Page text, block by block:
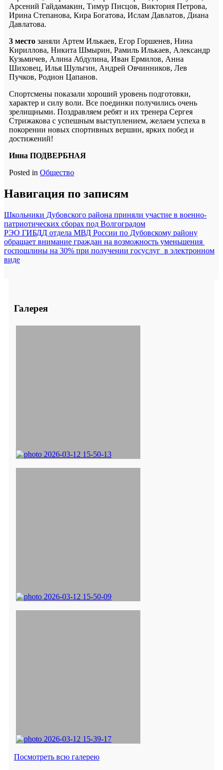
Арсений Гайдамакин, Тимур Писцов, Виктория Петрова,
Ирина Степанова, Кира Богатова, Ислам Давлатов, Диана
Давлатова.
3 место заняли Артем Илькаев, Егор Горшенев, Нина
Кириллова, Никита Шмырин, Рамиль Илькаев, Александр
Кузьмичев, Алина Абдулина, Иван Ермилов, Анна
Шиховец, Илья Шульгин, Андрей Овчинников, Лев
Пучков, Родион Цапанов.
Спортсмены показали хороший уровень подготовки,
характер и силу воли. Все поединки получились очень
зрелищными. Поздравляем ребят и их тренера Сергея
Стрижакова с успешным выступлением, желаем успеха в
покорении новых спортивных вершин, ярких побед и
достижений!
Инна ПОДВЕРБНАЯ
Posted in Общество
Навигация по записям
Школьники Дубовского района приняли участие в военно-
патриотических сборах под Волгоградом
РЭО ГИБДД отдела МВД России по Дубовскому району
обращает внимание граждан на возможность уменьшения
госпошлины на 30% при получении госуслуг в электронном
виде
Галерея
Посмотреть всю галерею